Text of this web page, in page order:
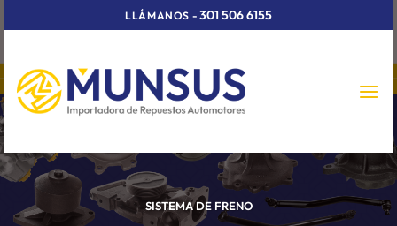
to
LLÁMANOS - 301 506 6155
SISTEMA DE FRENO